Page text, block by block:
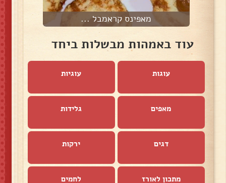
מאפינס ‏קראמבל ...
עוד באמהות מבשלות ביחד
עוגות עוגיות
מאפים גלידות
דגים ירקות
מתכון לאורז לחמים